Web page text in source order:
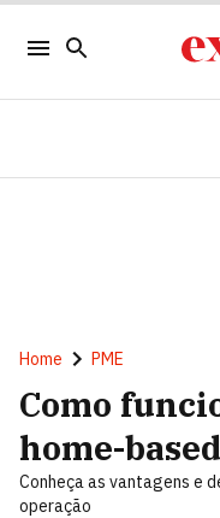
Home PME
Como
home-
Conheça as vantagens e
operação